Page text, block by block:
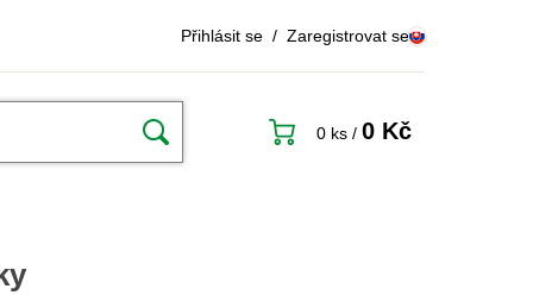
Přihlásit se / Zaregistrovat se
0 ks / 0 Kč